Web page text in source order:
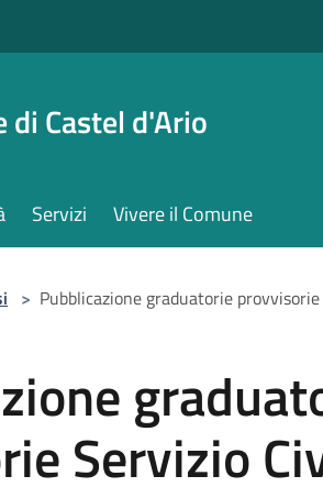
di Castel d'Ario
Servizi Vivere il Comune
> Pubblicazione graduatorie
Servizio